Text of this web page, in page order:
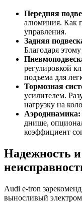
Передняя
алюминия. Как
управления.
Задняя
Благодаря
регулировкой
подъема для
Тормозная
усилителем.
нагрузку на
Аэродинамика:
днище,
коэффициент
Надежность
Audi e-tron
выносливый